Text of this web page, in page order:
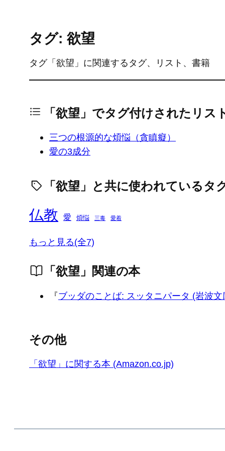
タグ: 欲望
タグ「欲望」に関連するタグ、リスト、書籍
「欲望」でタグ付けされたリス
三つの根源的な煩悩（貪瞋癡）
愛の3成分
「欲望」と共に使われているタ
仏教 愛 煩悩 三毒 愛着
もっと見る(全7)
「欲望」関連の本
『ブッダのことば: スッタニパータ (岩波文
その他
「欲望」に関する本 (Amazon.co.jp)